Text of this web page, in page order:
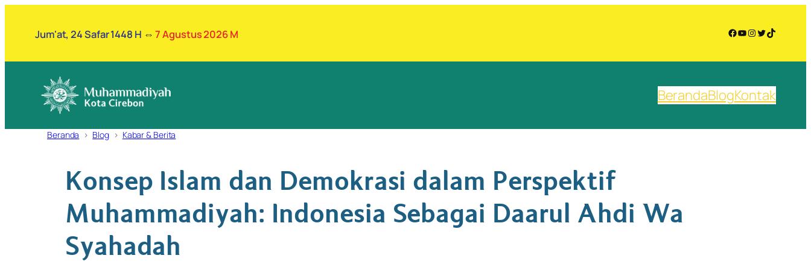
Jum'at, 24 Safar 1448 H ⇔7 Agustus 2026 M Facebook
YouTube
Instagram
Twitter
TikTok
BerandaBlogKontak
Beranda Blog Kabar & Berita
Konsep Islam dan Demokrasi dalam Perspektif
Muhammadiyah: Indonesia Sebagai Daarul Ahdi Wa
Syahadah